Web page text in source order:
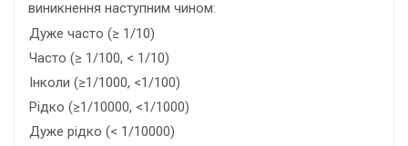
виникнення наступним чином:
Дуже часто (≥ 1/10)
Часто (≥ 1/100, < 1/10)
Інколи (≥1/1000, <1/100)
Рідко (≥1/10000, <1/1000)
Дуже рідко (< 1/10000)